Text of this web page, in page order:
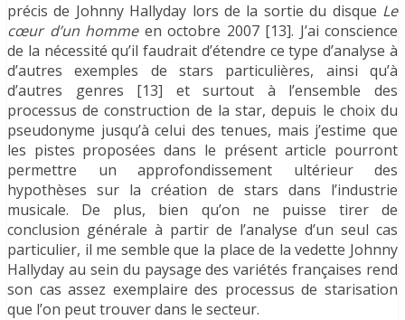
précis de Johnny Hallyday lors de la sortie du disque Le
cœur d’un hommeen octobre 2007 [13]. J’ai conscience
de la nécessité qu’il faudrait d’étendre ce type d’analyse à
d’autres exemples de stars particulières, ainsi qu’à
d’autres genres [13] et surtout à l’ensemble des
processus de construction de la star, depuis le choix du
pseudonyme jusqu’à celui des tenues, mais j’estime que
les pistes proposées dans le présent article pourront
permettre un approfondissement ultérieur des
hypothèses sur la création de stars dans l’industrie
musicale. De plus, bien qu’on ne puisse tirer de
conclusion générale à partir de l’analyse d’un seul cas
particulier, il me semble que la place de la vedette Johnny
Hallyday au sein du paysage des variétés françaises rend
son cas assez exemplaire des processus de starisation
que l’on peut trouver dans le secteur.